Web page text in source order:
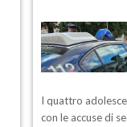
I quattro
con le accuse di